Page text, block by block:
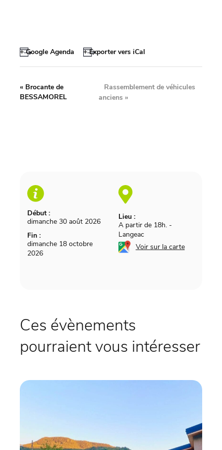
+ Google Agenda + Exporter vers iCal
Début :
dimanche 30 août 2026
Fin :
dimanche 18 octobre
2026
Lieu :
A partir de 18h. -
Langeac
Voir sur la carte
« Brocante de
BESSAMOREL
Rassemblement de véhicules
anciens»
Ces évènements
pourraient vous intéresser